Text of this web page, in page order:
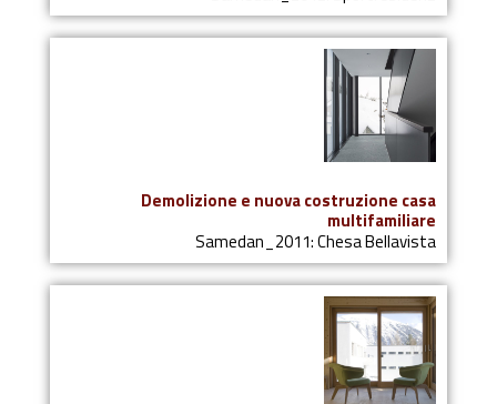
Demolizione e nuova costruzione casa
multifamiliare
Samedan_2011: Chesa Bellavista